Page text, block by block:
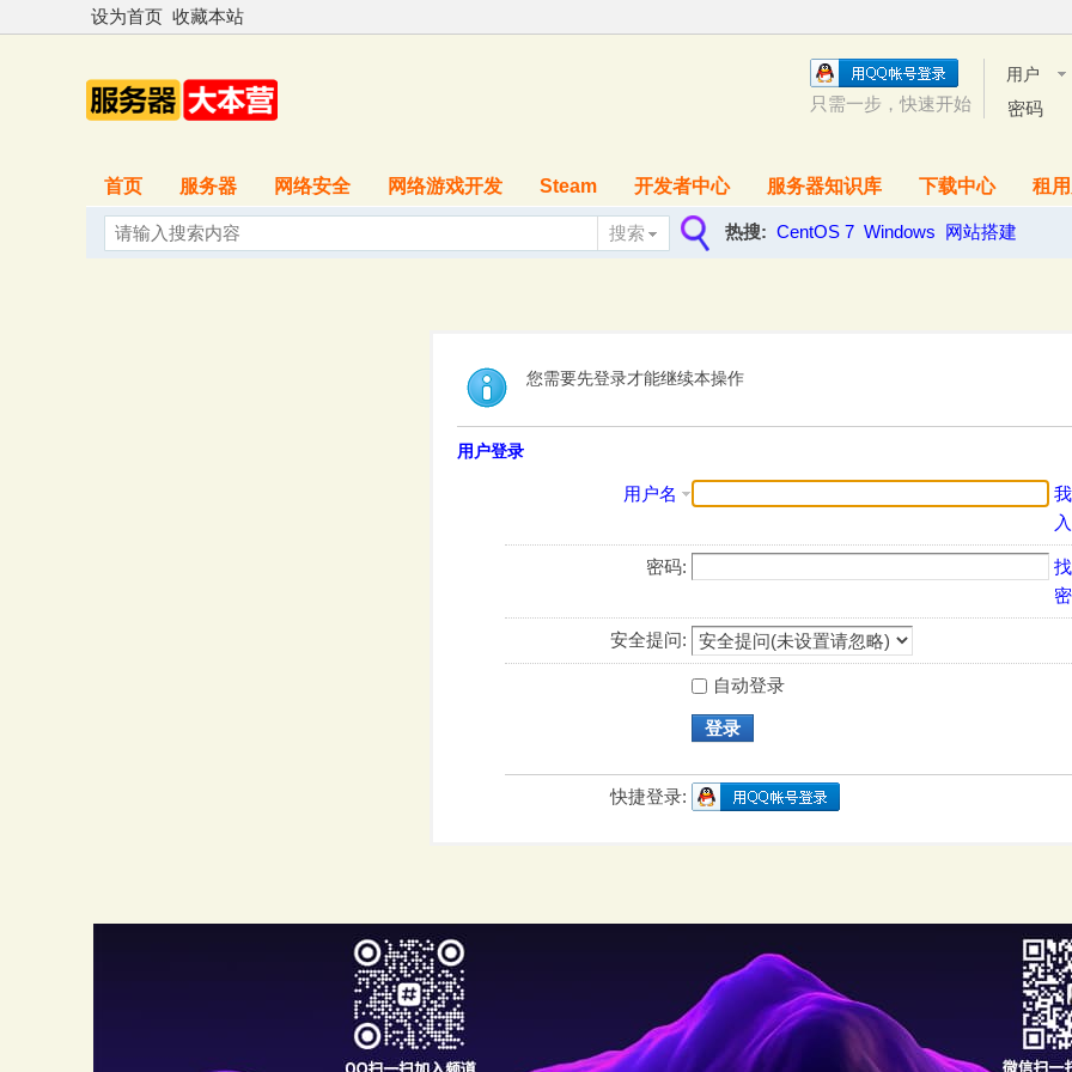
设为首页 收藏本站
用户
名
密码
只需一步，快速开始
首页 服务器 网络安全 网络游戏开发 Steam 开发者中心 服务器知识库 下载中心 租
搜索
索
热搜: CentOS 7 Windows 网站搭建
您需要先登录才能继续本操作
用户登录
用户名
密码:
安全提问:
自动登录
登录
快捷登录: